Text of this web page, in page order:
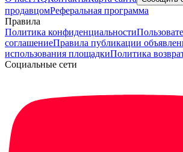
продавцомРеферальная программа
Правила
Политика конфиденциальности
соглашениеПравила публикации
использования площадкиПолитика
Социальные сети